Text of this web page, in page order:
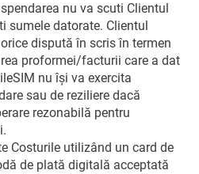
nu va scuti Clientul
sumele datorate. Clientul
dispută în scris în termen
proformei/facturii care a dat
nu își va exercita
sau de reziliere dacă
rezonabilă pentru
Costurile utilizând un card de
de plată digitală acceptată